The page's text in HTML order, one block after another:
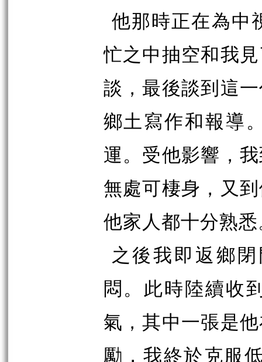
他那時正在為中
忙之中抽空和我
談，最後談到這
鄉土寫作和報導
運。受他影響，
無處可棲身，又
他家人都十分熟
之後我即返鄉
悶。此時陸續收
氣，其中一張是
勵，我終於克服